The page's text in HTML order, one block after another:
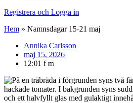
Registrera och Logga in
Hem » Namnsdagar 15-21 maj
Annika Carlsson
maj 15, 2026
12:01 f m